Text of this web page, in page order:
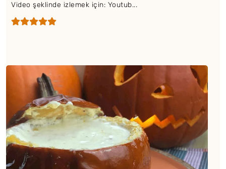
Video şeklinde izlemek için: Youtub...